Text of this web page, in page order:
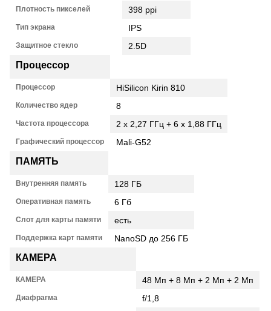
Плотность пикселей 398 ppi
Тип экрана IPS
Защитное стекло 2.5D
Процессор
Процессор HiSilicon Kirin 810
Количество ядер 8
Частота процеcсора 2 х 2,27 ГГц + 6 х 1,88 ГГц
Графический процессор Mali-G52
ПАМЯТЬ
Внутренняя память 128 ГБ
Оперативная память 6 Гб
Слот для карты памяти есть
Поддержка карт памяти NanoSD до 256 ГБ
КАМЕРА
КАМЕРА 48 Мп + 8 Мп + 2 Мп + 2 Мп
Диафрагма f/1,8